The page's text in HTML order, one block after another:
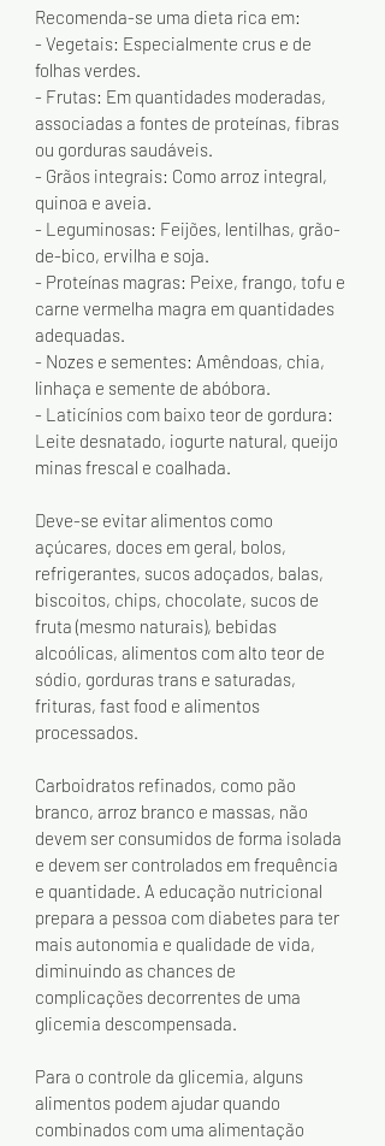
Recomenda-se uma dieta rica em:
- Vegetais: Especialmente crus e de
folhas verdes.
- Frutas: Em quantidades moderadas,
associadas a fontes de proteínas, fibras
ou gorduras saudáveis.
- Grãos integrais: Como arroz integral,
quinoa e aveia.
- Leguminosas: Feijões, lentilhas, grão-
de-bico, ervilha e soja.
- Proteínas magras: Peixe, frango, tofu e
carne vermelha magra em quantidades
adequadas.
- Nozes e sementes: Amêndoas, chia,
linhaça e semente de abóbora.
- Laticínios com baixo teor de gordura:
Leite desnatado, iogurte natural, queijo
minas frescal e coalhada.
Deve-se evitar alimentos como
açúcares, doces em geral, bolos,
refrigerantes, sucos adoçados, balas,
biscoitos, chips, chocolate, sucos de
fruta (mesmo naturais), bebidas
alcoólicas, alimentos com alto teor de
sódio, gorduras trans e saturadas,
frituras, fast food e alimentos
processados.
Carboidratos refinados, como pão
branco, arroz branco e massas, não
devem ser consumidos de forma isolada
e devem ser controlados em frequência
e quantidade. A educação nutricional
prepara a pessoa com diabetes para ter
mais autonomia e qualidade de vida,
diminuindo as chances de
complicações decorrentes de uma
glicemia descompensada.
Para o controle da glicemia, alguns
alimentos podem ajudar quando
combinados com uma alimentação